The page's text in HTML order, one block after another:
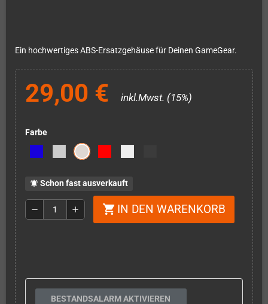
Ein hochwertiges ABS-Ersatzgehäuse für Deinen GameGear.
29,00 € inkl.Mwst. (15%)
Farbe
notifications_active Schon fast ausverkauft
remove add shopping_cart IN DEN WARENKORB
BESTANDSALARM AKTIVIEREN